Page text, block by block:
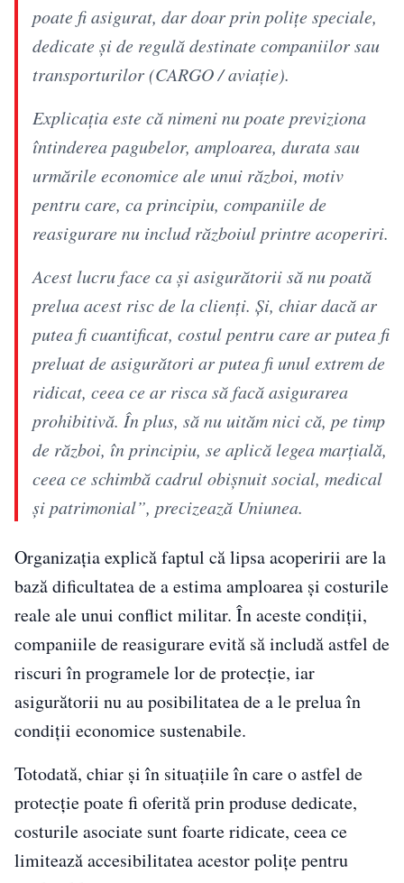
poate fi asigurat, dar doar prin poliţe speciale,
dedicate şi de regulă destinate companiilor sau
transporturilor (CARGO / aviaţie).
Explicaţia este că nimeni nu poate previziona
întinderea pagubelor, amploarea, durata sau
urmările economice ale unui război, motiv
pentru care, ca principiu, companiile de
reasigurare nu includ războiul printre acoperiri.
Acest lucru face ca şi asigurătorii să nu poată
prelua acest risc de la clienţi. Şi, chiar dacă ar
putea fi cuantificat, costul pentru care ar putea fi
preluat de asigurători ar putea fi unul extrem de
ridicat, ceea ce ar risca să facă asigurarea
prohibitivă. În plus, să nu uităm nici că, pe timp
de război, în principiu, se aplică legea marţială,
ceea ce schimbă cadrul obişnuit social, medical
şi patrimonial”, precizează Uniunea.
Organizația explică faptul că lipsa acoperirii are la
bază dificultatea de a estima amploarea și costurile
reale ale unui conflict militar. În aceste condiții,
companiile de reasigurare evită să includă astfel de
riscuri în programele lor de protecție, iar
asigurătorii nu au posibilitatea de a le prelua în
condiții economice sustenabile.
Totodată, chiar și în situațiile în care o astfel de
protecție poate fi oferită prin produse dedicate,
costurile asociate sunt foarte ridicate, ceea ce
limitează accesibilitatea acestor polițe pentru